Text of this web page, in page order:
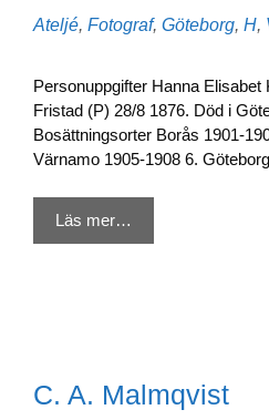
Kategorier
Ateljé, Fotograf, Göteborg, H,
Personuppgifter Hanna
Fristad (P) 28/8 1876. Död i
Bosättningsorter Borås 1901-
Värnamo 1905-1908 6.
Läs mer…
C. A. Malmqvist